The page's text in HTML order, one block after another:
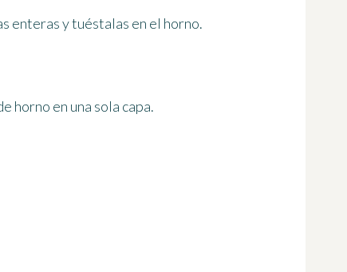
enteras y tuéstalas en el horno.
horno en una sola capa.